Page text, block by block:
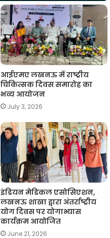
आईएमए लखनऊ में राष्ट्रीय
चिकित्सक दिवस समारोह का
भव्य आयोजन
July 3, 2026
इंडियन मेडिकल एसोसिएशन,
लखनऊ शाखा द्वारा अंतर्राष्ट्रीय
योग दिवस पर योगाभ्यास
कार्यक्रम आयोजित
June 21, 2026